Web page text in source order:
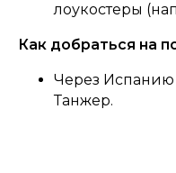
лоукостеры
Как добраться на
Через
Танжер.